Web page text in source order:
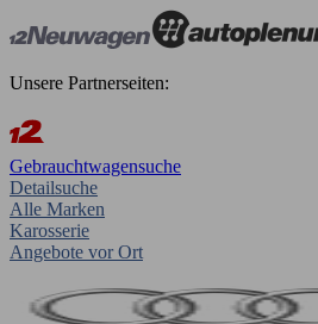
Unsere Partnerseiten:
Gebrauchtwagensuche
Detailsuche
Alle Marken
Karosserie
Angebote vor Ort